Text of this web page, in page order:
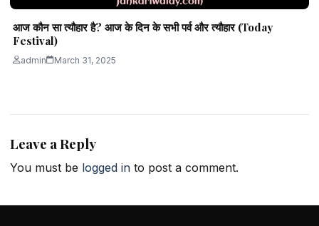
आज कौन सा त्यौहार है? आज के दिन के सभी पर्व और त्यौहार (Today
Festival)
admin March 31, 2025
Leave a Reply
You must be logged in to post a comment.